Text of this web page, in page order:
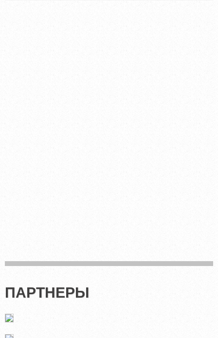
ПАРТНЕРЫ